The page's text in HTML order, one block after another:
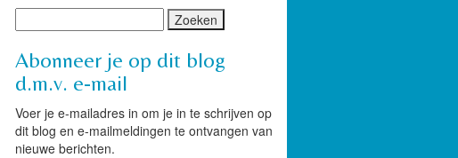
Abonneer je op dit blog
d.m.v. e-mail
Voer je e-mailadres in om je in te schrijven op
dit blog en e-mailmeldingen te ontvangen van
nieuwe berichten.